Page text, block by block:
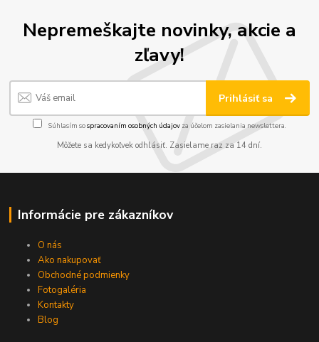
Nepremeškajte novinky, akcie a
zľavy!
Prihlásiť sa
Súhlasím sospracovaním osobných údajov za účelom zasielania newslettera.
Môžete sa kedykoľvek odhlásiť. Zasielame raz za 14 dní.
Informácie pre zákazníkov
O nás
Ako nakupovať
Obchodné podmienky
Fotogaléria
Kontakty
Blog